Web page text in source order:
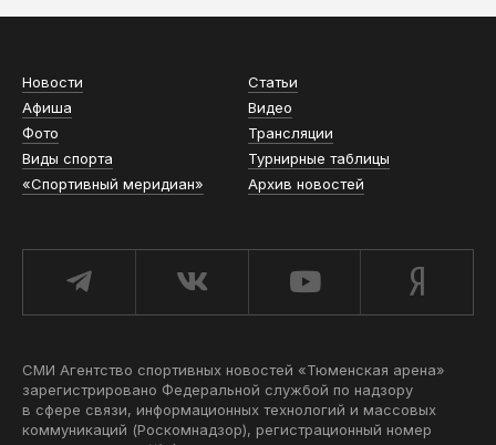
Новости
Статьи
Афиша
Видео
Фото
Трансляции
Виды спорта
Турнирные таблицы
«Спортивный меридиан»
Архив новостей
СМИ Агентство спортивных новостей «Тюменская арена»
зарегистрировано Федеральной службой по надзору
в сфере связи, информационных технологий и массовых
коммуникаций (Роскомнадзор), регистрационный номер